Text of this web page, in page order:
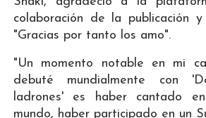
colaboración de la publicación
"Gracias por tanto los amo".
"Un momento notable en mi
debuté mundialmente con
ladrones' es haber cantado
mundo, haber participado en un